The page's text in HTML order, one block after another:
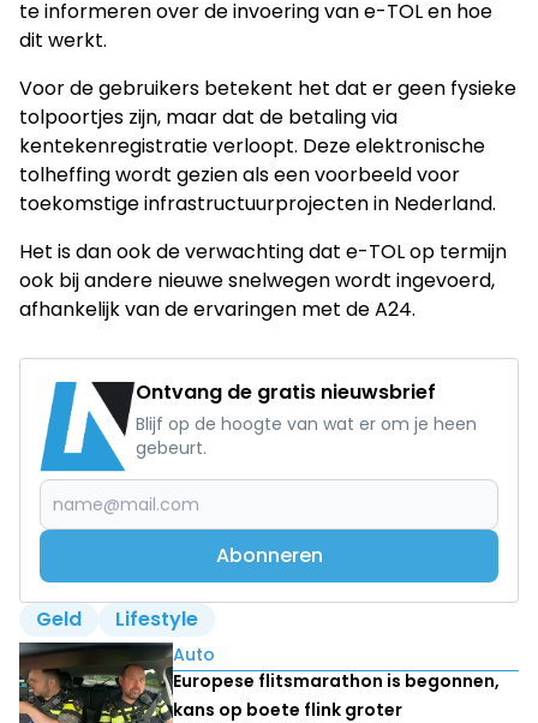
te informeren over de invoering van e-TOL en hoe
dit werkt.
Voor de gebruikers betekent het dat er geen fysieke
tolpoortjes zijn, maar dat de betaling via
kentekenregistratie verloopt. Deze elektronische
tolheffing wordt gezien als een voorbeeld voor
toekomstige infrastructuurprojecten in Nederland.
Het is dan ook de verwachting dat e-TOL op termijn
ook bij andere nieuwe snelwegen wordt ingevoerd,
afhankelijk van de ervaringen met de A24.
Ontvang de gratis nieuwsbrief
Blijf op de hoogte van wat er om je heen
gebeurt.
Abonneren
Geld Lifestyle
Lees ook
Auto
Europese flitsmarathon is begonnen,
kans op boete flink groter